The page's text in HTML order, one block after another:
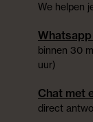
We helpen
binnen 30
uur)
Chat met
direct